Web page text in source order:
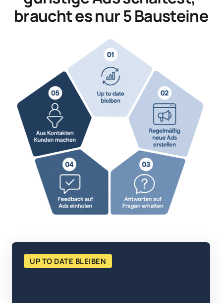
braucht es nur 5 Bausteine
UP TO DATE BLEIBEN